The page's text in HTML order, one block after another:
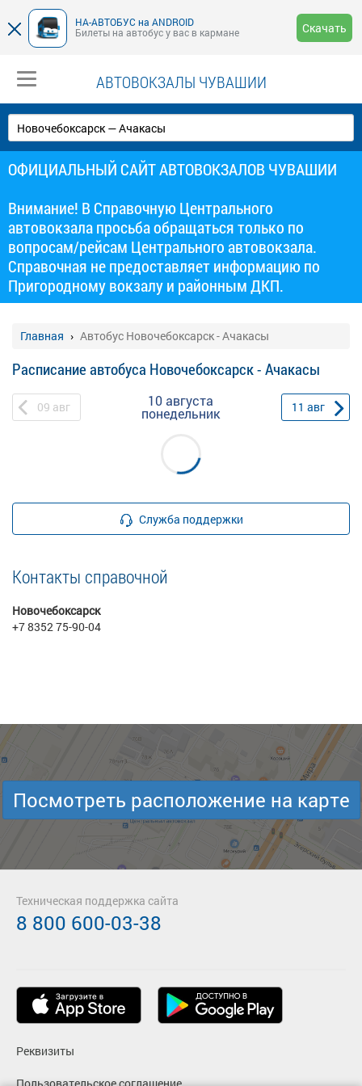
НА-АВТОБУС на ANDROID
Билеты на автобус у вас в кармане
Скачать
АВТОВОКЗАЛЫ ЧУВАШИИ
ОФИЦИАЛЬНЫЙ САЙТ АВТОВОКЗАЛОВ ЧУВАШИИ
Внимание! В Справочную Центрального
автовокзала просьба обращаться только по
вопросам/рейсам Центрального автовокзала.
Справочная не предоставляет информацию по
Пригородному вокзалу и районным ДКП.
Главная Автобус Новочебоксарск - Ачакасы
Расписание автобуса Новочебоксарск - Ачакасы
09 авг 10 августа
понедельник 11 авг
Служба поддержки
Контакты справочной
Новочебоксарск
+7 8352 75-90-04
Посмотреть расположение на карте
Реквизиты
Техническая поддержка сайта
8 800 600-03-38